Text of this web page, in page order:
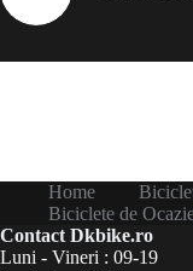
Home
Biciclete de
Contact Dkbike.ro
Luni - Vineri : 09-19